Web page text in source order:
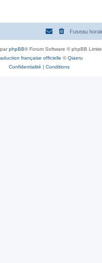
Fuseau
phpBB® Forum Software © phpBB
française officielle ©Qiaeru
Confidentialité | Conditions